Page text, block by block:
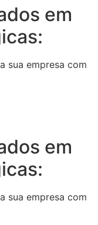
em
sua empresa com
em
sua empresa com